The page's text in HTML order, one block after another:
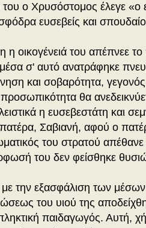
του ο Χρυσόστομος έλεγε
ευσεβείς και
η οικογένειά του απέπνεε
μέσα σ' αυτό ανατράφηκε
και σοβαρότητα,
προσωπικότητα θα
η ευσεβεστάτη και
Σαβιανή, αφού ο
του στρατού
του δεν φείσθηκε
με την εξασφάλιση των
του υιού της
παιδαγωγός. Αυτή,